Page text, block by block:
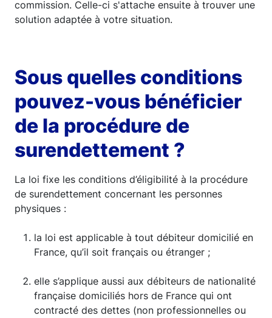
commission. Celle-ci s'attache ensuite à trouver une
solution adaptée à votre situation.
Sous quelles conditions
pouvez-vous bénéficier
de la procédure de
surendettement ?
La loi fixe les conditions d’éligibilité à la procédure
de surendettement concernant les personnes
physiques :
la loi est applicable à tout débiteur domicilié en
France, qu’il soit français ou étranger ;
elle s’applique aussi aux débiteurs de nationalité
française domiciliés hors de France qui ont
contracté des dettes (non professionnelles ou